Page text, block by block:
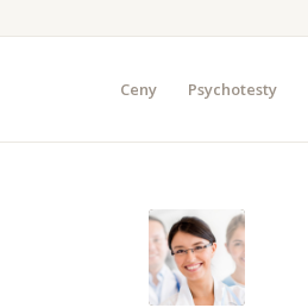
Ceny Psychotesty